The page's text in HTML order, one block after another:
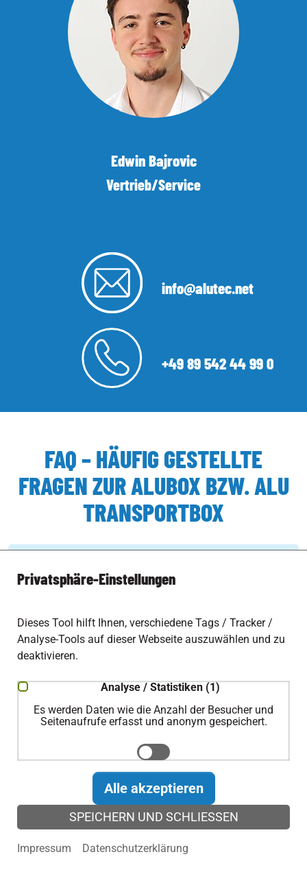
Edwin Bajrovic
Vertrieb/Service
info@alutec.net
+49 89 542 44 99 0
FAQ – HÄUFIG GESTELLTE
FRAGEN ZUR ALUBOX BZW. ALU
TRANSPORTBOX
werden?
Aluminiumboxen genutzt?
Sind ALUTEC Aluboxen wasserdicht?
Sind die Aluminiumboxen abschließbar?
Privatsphäre-Einstellungen
Dieses Tool hilft Ihnen, verschiedene Tags / Tracker /
Analyse-Tools auf dieser Webseite auszuwählen und zu
deaktivieren.
Analyse / Statistiken (1)
Es werden Daten wie die Anzahl der Besucher und
Seitenaufrufe erfasst und anonym gespeichert.
Alle akzeptieren
SPEICHERN UND SCHLIESSEN
Impressum Datenschutzerklärung